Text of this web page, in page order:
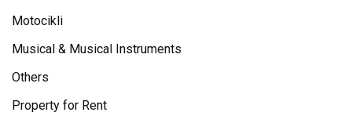
Motocikli
Musical & Musical Instruments
Others
Property for Rent